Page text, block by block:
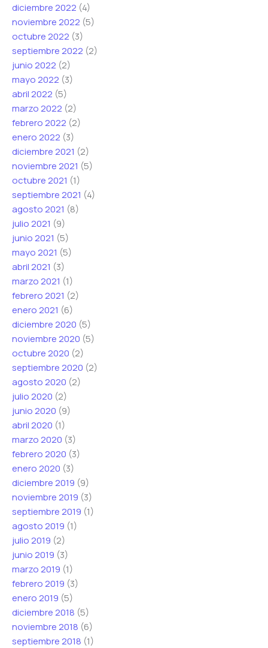
diciembre 2022 (4)
noviembre 2022 (5)
octubre 2022 (3)
septiembre 2022 (2)
junio 2022 (2)
mayo 2022 (3)
abril 2022 (5)
marzo 2022 (2)
febrero 2022 (2)
enero 2022 (3)
diciembre 2021 (2)
noviembre 2021 (5)
octubre 2021 (1)
septiembre 2021 (4)
agosto 2021 (8)
julio 2021 (9)
junio 2021 (5)
mayo 2021 (5)
abril 2021 (3)
marzo 2021 (1)
febrero 2021 (2)
enero 2021 (6)
diciembre 2020 (5)
noviembre 2020 (5)
octubre 2020 (2)
septiembre 2020 (2)
agosto 2020 (2)
julio 2020 (2)
junio 2020 (9)
abril 2020 (1)
marzo 2020 (3)
febrero 2020 (3)
enero 2020 (3)
diciembre 2019 (9)
noviembre 2019 (3)
septiembre 2019 (1)
agosto 2019 (1)
julio 2019 (2)
junio 2019 (3)
marzo 2019 (1)
febrero 2019 (3)
enero 2019 (5)
diciembre 2018 (5)
noviembre 2018 (6)
septiembre 2018 (1)